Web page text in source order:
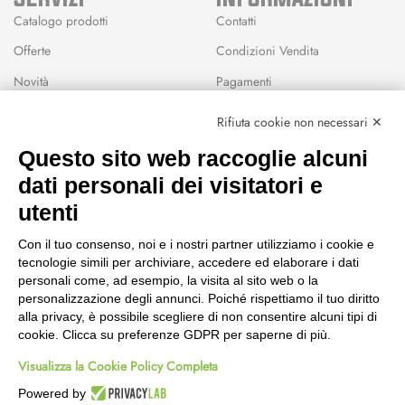
Catalogo prodotti
Offerte
Novità
Wishlist
Contatti
Condizioni Vendita
Pagamenti
CEP GREEN
Fanano (MO)
059 8676485
349 9202419
388 8659473
info@cepgreen.com
Orario
Dal lunedì al venerdì
8:00 – 12:30 / 13:30 - 19:00
Rifiuta cookie non necessari ✕
Questo sito web raccoglie alcuni
dati personali dei visitatori e
utenti
Con il tuo consenso, noi e i nostri partner utilizziamo i cookie e
tecnologie simili per archiviare, accedere ed elaborare i dati
personali come, ad esempio, la visita al sito web o la
personalizzazione degli annunci. Poiché rispettiamo il tuo diritto
alla privacy, è possibile scegliere di non consentire alcuni tipi di
cookie. Clicca su preferenze GDPR per saperne di più.
Visualizza la Cookie Policy Completa
Powered by